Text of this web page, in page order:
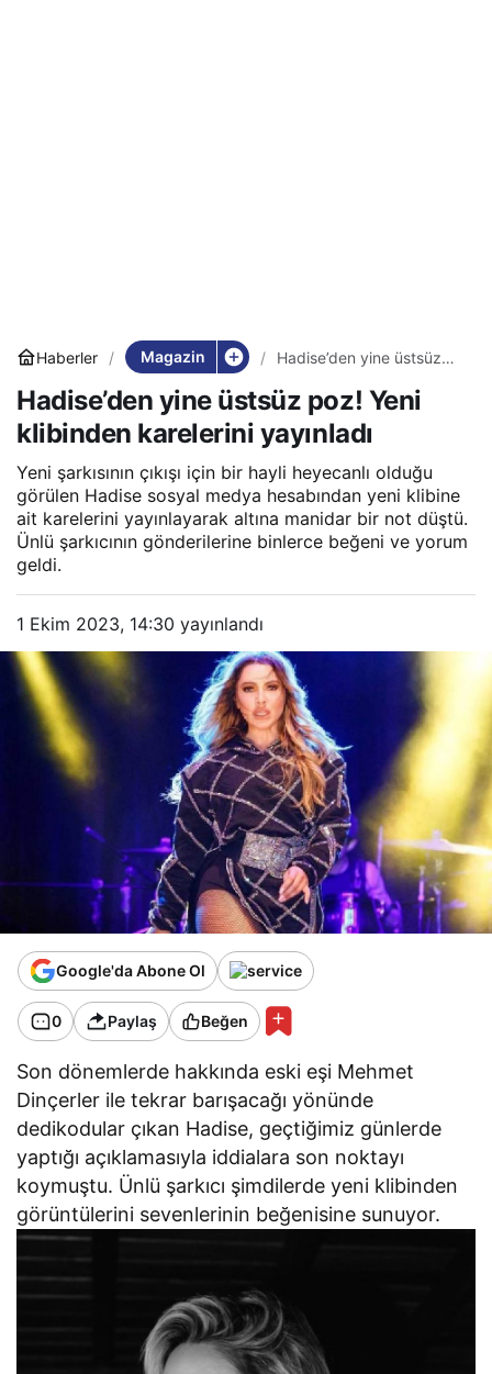
Haberler Magazin
Hadise’den yine üstsüz
karelerini yayınladı
Hadise’den yine üstsüz poz! Yeni
klibinden karelerini yayınladı
Yeni şarkısının çıkışı için bir hayli heyecanlı olduğu
görülen Hadise sosyal medya hesabından yeni klibine
ait karelerini yayınlayarak altına manidar bir not düştü.
Ünlü şarkıcının gönderilerine binlerce beğeni ve yorum
geldi.
1 Ekim 2023, 14:30 yayınlandı
Google'da Abone Ol
0 Paylaş Beğen
Son dönemlerde hakkında eski eşi Mehmet
Dinçerler ile tekrar barışacağı yönünde
dedikodular çıkan Hadise, geçtiğimiz günlerde
yaptığı açıklamasıyla iddialara son noktayı
koymuştu. Ünlü şarkıcı şimdilerde yeni klibinden
görüntülerini sevenlerinin beğenisine sunuyor.